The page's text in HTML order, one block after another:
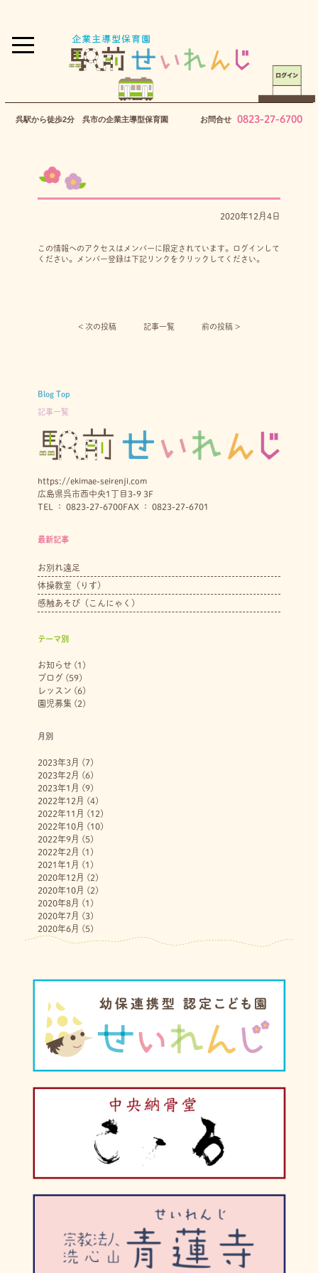
呉駅から徒歩2分 呉市の企業主導型保育園 お問合せ 0823-27-6700
2020年12月4日
この情報へのアクセスはメンバーに限定されています。ログインして
ください。メンバー登録は下記リンクをクリックしてください。
< 次の投稿︎ 記事一覧 前の投稿 >
Blog Top
記事一覧
https://ekimae-seirenji.com
広島県呉市西中央1丁目3-9 3F
TEL ： 0823-27-6700FAX ： 0823-27-6701
最新記事
お別れ遠足
体操教室（りす）
感触あそび（こんにゃく）
テーマ別
お知らせ(1)
ブログ (59)
レッスン (6)
園児募集 (2)
月別
2023年3月 (7)
2023年2月 (6)
2023年1月 (9)
2022年12月 (4)
2022年11月 (12)
2022年10月 (10)
2022年9月 (5)
2022年2月 (1)
2021年1月 (1)
2020年12月 (2)
2020年10月 (2)
2020年8月 (1)
2020年7月 (3)
2020年6月 (5)